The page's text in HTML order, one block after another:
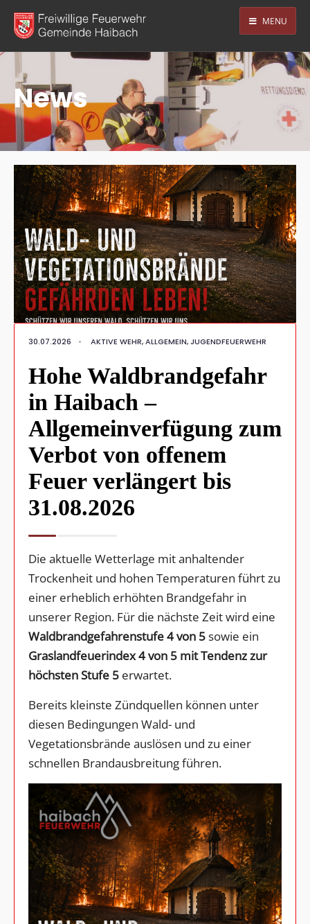
MENU
News
30.07.2026 • AKTIVE WEHR,ALLGEMEIN,JUGENDFEUERWEHR
Hohe Waldbrandgefahr
in Haibach –
Allgemeinverfügung zum
Verbot von offenem
Feuer verlängert bis
31.08.2026
Die aktuelle Wetterlage mit anhaltender
Trockenheit und hohen Temperaturen führt zu
einer erheblich erhöhten Brandgefahr in
unserer Region. Für die nächste Zeit wird eine
Waldbrandgefahrenstufe 4 von 5sowie ein
Graslandfeuerindex 4 von 5 mit Tendenz zur
höchsten Stufe 5 erwartet.
Bereits kleinste Zündquellen können unter
diesen Bedingungen Wald- und
Vegetationsbrände auslösen und zu einer
schnellen Brandausbreitung führen.